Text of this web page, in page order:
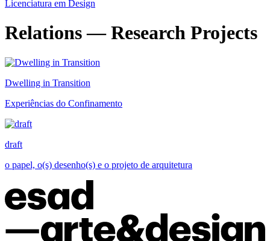
Licenciatura em Design
Relations — Research Projects
Dwelling in Transition
Experiências do Confinamento
draft
o papel, o(s) desenho(s) e o projeto de arquitetura